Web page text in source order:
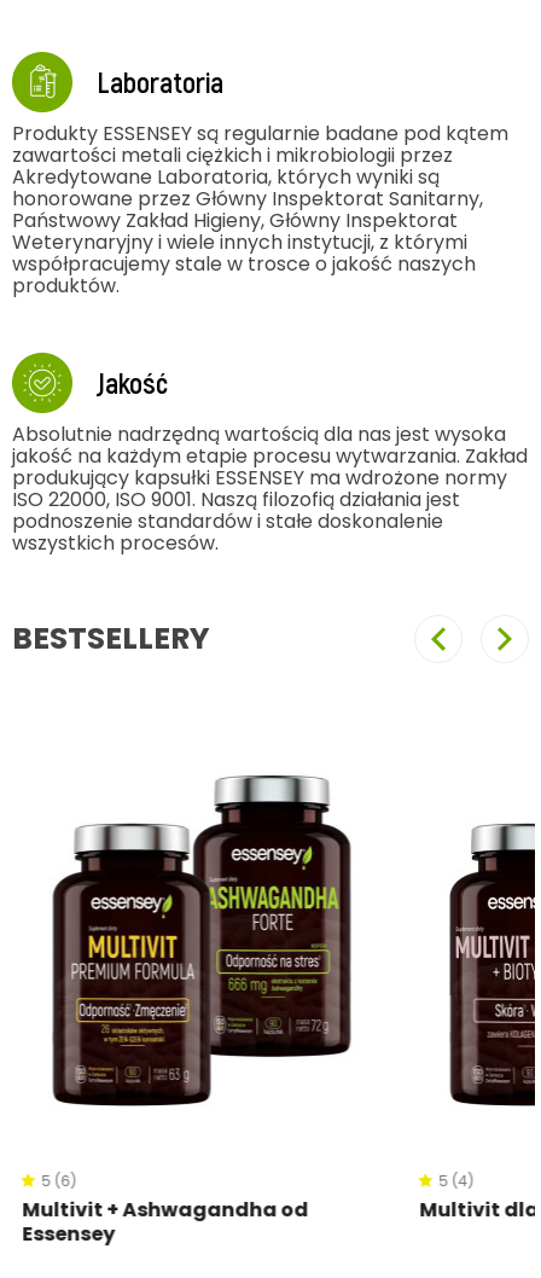
Laboratoria
Produkty ESSENSEY są regularnie badane pod kątem
zawartości metali ciężkich i mikrobiologii przez
Akredytowane Laboratoria, których wyniki są
honorowane przez Główny Inspektorat Sanitarny,
Państwowy Zakład Higieny, Główny Inspektorat
Weterynaryjny i wiele innych instytucji, z którymi
współpracujemy stale w trosce o jakość naszych
produktów.
Jakość
Absolutnie nadrzędną wartością dla nas jest wysoka
jakość na każdym etapie procesu wytwarzania. Zakład
produkujący kapsułki ESSENSEY ma wdrożone normy
ISO 22000, ISO 9001. Naszą filozofią działania jest
podnoszenie standardów i stałe doskonalenie
wszystkich procesów.
BESTSELLERY Poprzedni
5 (6)
Multivit + Ashwagandha od
Essensey
5 (4)
Multivit dla